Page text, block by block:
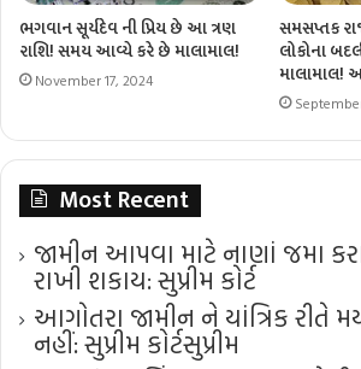
ભગવાન સૂર્યદેવ ની પ્રિય છે આ ત્રણ
રાશિ! સમય આવ્યે કરે છે માલામાલ!
November 17, 2024
સમસપ્તક
લોકોના
માલામાલ!
Most Recent
જામીન આપવા માટે નાણાં જમા
રાખી શકાય: સુપ્રીમ કોર્ટ
આગોતરા જામીન ને યાંત્રિક રીતે
નહીં: સુપ્રીમ કોર્ટ​સુપ્રીમ